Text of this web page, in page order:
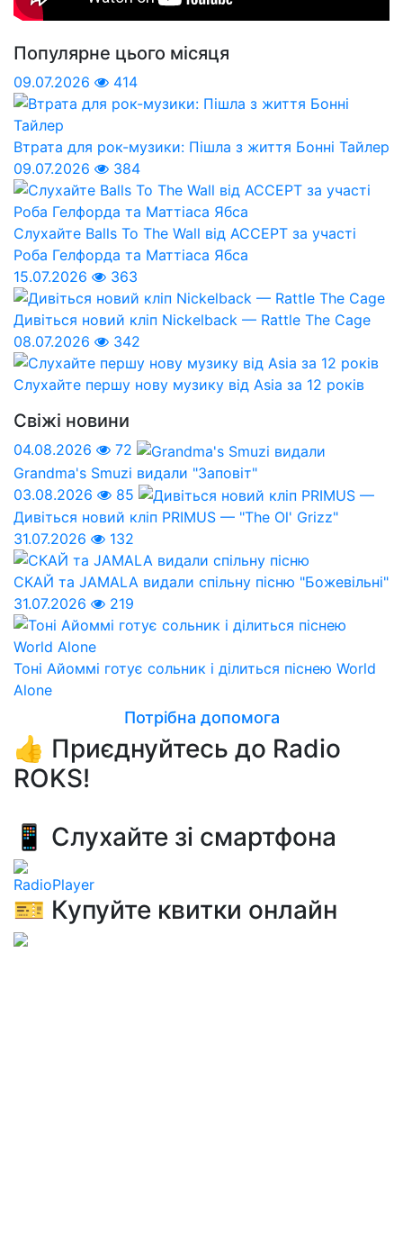
Популярне цього місяця
09.07.2026 414
Втрата для рок-музики: Пішла з життя Бонні Тайлер
09.07.2026
384
Слухайте Balls To The Wall від ACCEPT за участі
Роба Гелфорда та Маттіаса Ябса
15.07.2026
363
Дивіться новий кліп Nickelback — Rattle The Cage
08.07.2026
342
Слухайте першу нову музику від Asia за 12 років
Свіжі новини
04.08.2026
72
Grandma's Smuzi видали "Заповіт"
03.08.2026
85
Дивіться новий кліп PRIMUS — "The Ol' Grizz"
31.07.2026
132
СКАЙ та JAMALA видали спільну пісню "Божевільні"
31.07.2026
219
Тоні Айоммі готує сольник і ділиться піснею World
Alone
Потрібна допомога
👍 Приєднуйтесь до Radio
ROKS!
📱 Слухайте зі смартфона
RadioPlayer
🎫 Купуйте квитки онлайн